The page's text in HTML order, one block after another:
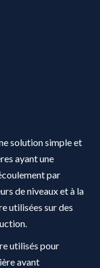
solution simple et
ayant une
par
de niveaux et à la
utilisées sur des
utilisés pour
avant